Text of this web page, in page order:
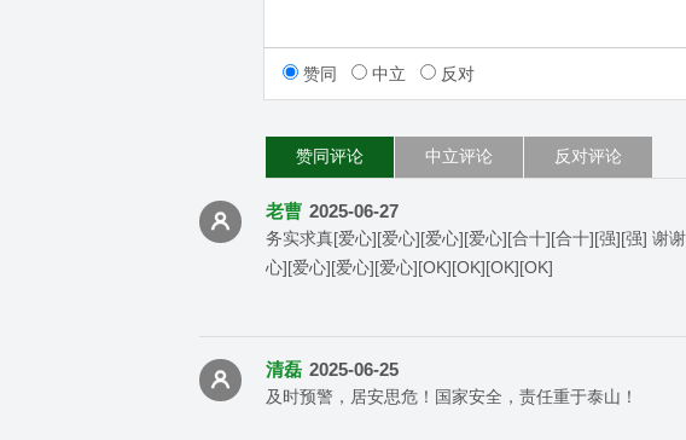
赞同 中立 反对
赞同评论 中立评论 反对评论
老曹 2025-06-27
务实求真[爱心][爱心][爱心][爱心][合十][合十][强][强] 谢
心][爱心][爱心][爱心][OK][OK][OK][OK]
清磊 2025-06-25
及时预警，居安思危！国家安全，责任重于泰山！